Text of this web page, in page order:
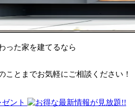
った家を建てるなら
ことまでお気軽にご相談ください！